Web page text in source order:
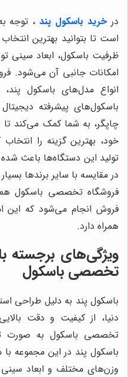
در خرید باسکول پند، توجه
است تا بتوانید بهترین
ظرفیت باسکول، ابعاد سینی
امکانات جانبی آن می‌شود.
انواع مدل‌های باسکول
باسکول‌های پیشرفته
چاپگر، به شما کمک می‌کند تا
خود، بهترین گزینه را انتخاب
تولید این دستگاه‌ها باعث
در مقایسه با سایر برندها
فروشگاه تخصصی باسکول
فروش انجام می‌شود که این
همراه دارد.
ویژگی‌های برجسته
تخصصی باسکول
باسکول پند به دلیل طراحی
دنیا، از کیفیت و دقت
تخصصی باسکول به
باسکول پند در این مجموعه
وزن‌های مختلف و ابعاد